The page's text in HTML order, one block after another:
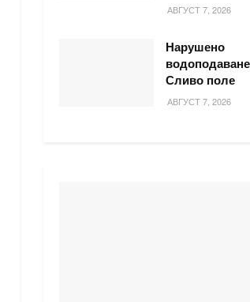
АВГУСТ 7, 2026
Нарушено
Сливо поле
АВГУСТ 7, 2026